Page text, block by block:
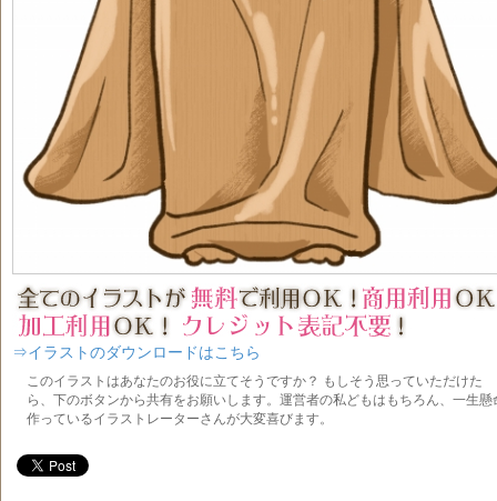
⇒イラストのダウンロードはこちら